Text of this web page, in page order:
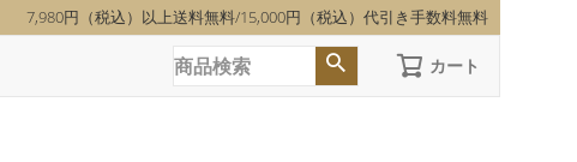
7,980円（税込）以上送料無料/15,000円（税込）代引き手数料無料
カート